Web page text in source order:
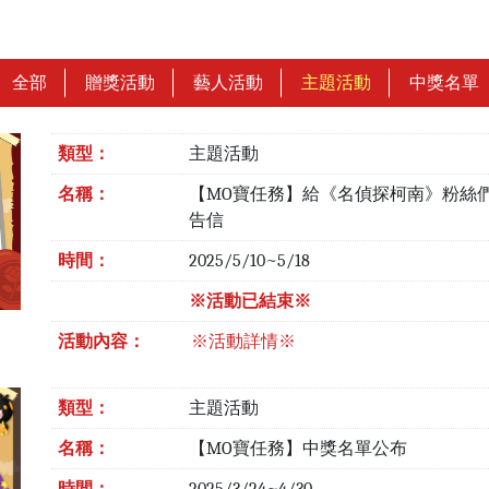
全部 贈獎活動 藝人活動 主題活動 中獎名單
類型： 主題活動
名稱：
【MO寶任務】給《名偵探柯南》粉絲
告信
時間： 2025/5/10~5/18
※活動已結束※
活動內容： ※活動詳情※
類型： 主題活動
名稱： 【MO寶任務】中獎名單公布